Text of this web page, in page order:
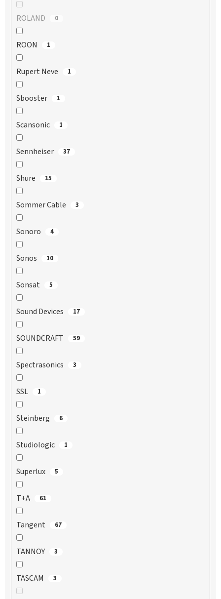
ROLAND 0
ROON 1
Rupert Neve 1
Sbooster 1
Scansonic 1
Sennheiser 37
Shure 15
Sommer Cable 3
Sonoro 4
Sonos 10
Sonsat 5
Sound Devices 17
SOUNDCRAFT 59
Spectrasonics 3
SSL 1
Steinberg 6
Studiologic 1
Superlux 5
T+A 61
Tangent 67
TANNOY 3
TASCAM 3